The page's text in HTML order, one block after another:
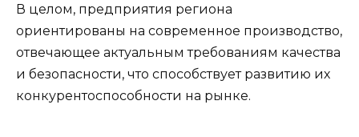
В целом, предприятия региона
ориентированы на современное производство,
отвечающее актуальным требованиям качества
и безопасности, что способствует развитию их
конкурентоспособности на рынке.